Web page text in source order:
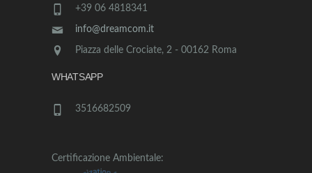
+39 06 4818341
info@dreamcom.it
Piazza delle Crociate, 2 - 00162 Roma
WHATSAPP
3516682509
Certificazione Ambientale: